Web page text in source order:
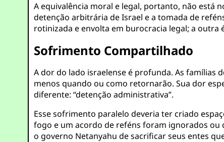
A equivalência moral e legal, portanto, não está
detenção arbitrária de Israel e a tomada de
rotinizada e envolta em burocracia legal; a outra
Sofrimento Compartilhado
A dor do lado israelense é profunda. As famílias
menos quando ou como retornarão. Sua dor
diferente: “detenção administrativa”.
Esse sofrimento paralelo deveria ter criado
fogo e um acordo de reféns foram ignorados ou
o governo Netanyahu de sacrificar seus entes